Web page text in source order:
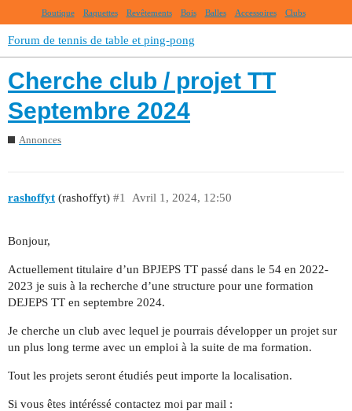
Boutique Raquettes Revêtements Bois Balles Accessoires Clubs
Forum de tennis de table et ping-pong
Cherche club / projet TT
Septembre 2024
Annonces
rashoffyt (rashoffyt) Avril 1, 2024, 12:50
#1
Bonjour,
Actuellement titulaire d’un BPJEPS TT passé dans le 54 en 2022-
2023 je suis à la recherche d’une structure pour une formation
DEJEPS TT en septembre 2024.
Je cherche un club avec lequel je pourrais développer un projet sur
un plus long terme avec un emploi à la suite de ma formation.
Tout les projets seront étudiés peut importe la localisation.
Si vous êtes intéréssé contactez moi par mail :